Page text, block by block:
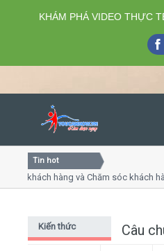
Close
Tin hot
khách hàng và Chăm sóc khách hàng
Câu
Kiến thức
KHÁM PHÁ VIDEO THỰC